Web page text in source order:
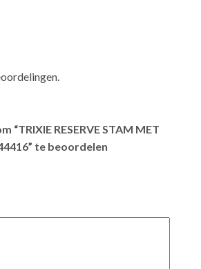
“TRIXIE RESERVE STAM MET
te beoordelen